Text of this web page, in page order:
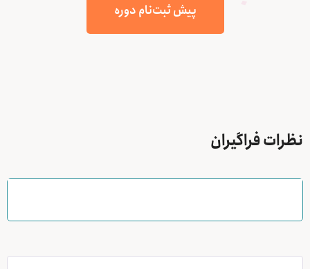
پیش ثبت‌نام دوره
نظرات فراگیران